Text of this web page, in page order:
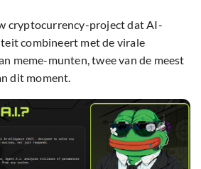
cryptocurrency-project dat AI-
combineert met de virale
meme-munten, twee van de meest
dit moment.